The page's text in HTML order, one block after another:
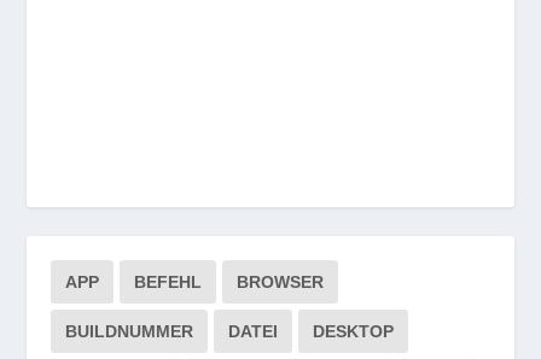
APP BEFEHL BROWSER
BUILDNUMMER DATEI DESKTOP